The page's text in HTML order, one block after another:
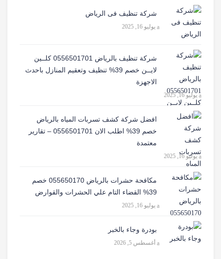
شركة تنظيف فى الرياض
يوليو 16, 2025
شركة تنظيف بالرياض 0556501701 كلــين
لايــن خصم 39% تنظيف وتعقيم المنازل باحدث
الاجهزة
يوليو 16, 2025
افضل شركة كشف تسربات المياه بالرياض
خصم 39% اطلب الان 0556501701‬‏ – تقارير
معتمدة
يوليو 16, 2025
مكافحة حشرات بالرياض 055650170 خصم
39% القضاء التام علي الحشرات والقوارض
يوليو 16, 2025
بودرة وجاء بالخبر
أغسطس 5, 2026